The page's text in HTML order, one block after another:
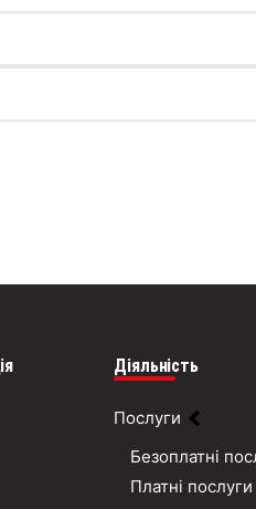
Діяльність
Послуги
Безоплатні
Платні послуги